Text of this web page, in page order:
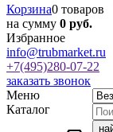
Корзина0 товаров
на сумму 0 руб.
Избранное
info@trubmarket.ru
+7(495)280-07-22
заказать звонок
Меню
Каталог